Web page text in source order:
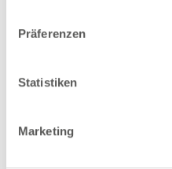
Präferenzen
Statistiken
Marketing
Hinweis
EMYO Getränke